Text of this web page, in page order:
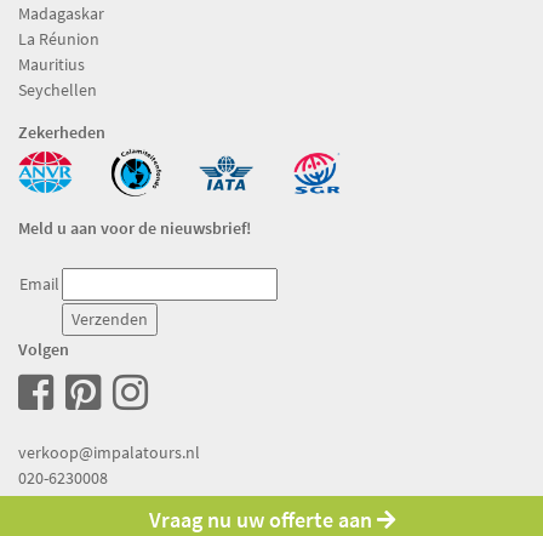
Vraag nu uw offerte aan
Madagaskar
La Réunion
Mauritius
Seychellen
Zekerheden
Meld u aan voor de nieuwsbrief!
Email
Volgen
verkoop@impalatours.nl
020-6230008